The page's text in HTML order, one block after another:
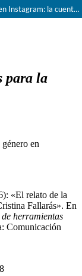
Capítulo 10. El relato de la violencia de género en Instagram: la cuenta de Cristina Fallarás